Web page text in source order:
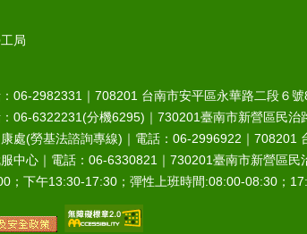
局
06-2982331｜ 708201 台南市安平區永華路二段６
06-6322231(分機6295)｜ 730201臺南市新營區民治
處(勞基法諮詢專線)｜電話：06-2996922｜ 708201
中心｜電話：06-6330821｜ 730201臺南市新營區民
；下午13:30-17:30；彈性上班時間:08:00-08:30；